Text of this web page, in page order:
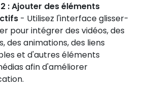
: Ajouter des éléments
- Utilisez l'interface glisser-
pour intégrer des vidéos, des
des animations, des liens
et d'autres éléments
afin d'améliorer